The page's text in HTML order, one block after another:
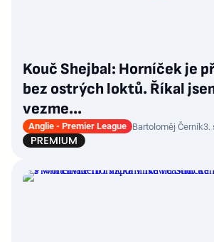
Kouč Shejbal: Horníček je
bez ostrých loktů. Říkal
vezme...
Anglie - Premier League Bartoloměj Černík3.